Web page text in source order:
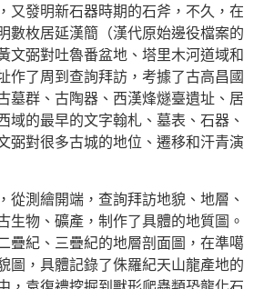
又發明新石器時期的石斧，不久，在
數枚居延漢簡（漢代原始邊役檔案的
文弼對吐魯番盆地、塔里木河道域和
作了周到查詢拜訪，考據了古高昌國
墓群、古陶器、西漢烽燧臺遺址、居
域的最早的文字翰札、墓表、石器、
弼對很多古城的地位、遷移和汗青演
從測繪開端，查詢拜訪地貌、地層、
生物、礦產，制作了具體的地質圖。
疊紀、三疊紀的地層剖面圖，在準噶
圖，具體記錄了侏羅紀天山龍產地的